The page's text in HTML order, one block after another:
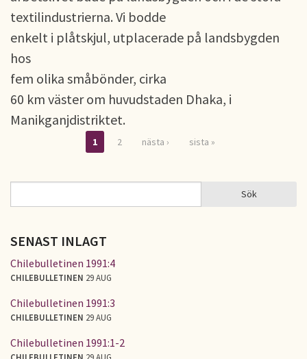
textilindustrierna. Vi bodde
enkelt i plåtskjul, utplacerade på landsbygden
hos
fem olika småbönder, cirka
60 km väster om huvudstaden Dhaka, i
Manikganjdistriktet.
Sidor
1 2 nästa › sista »
SÖKFORMULÄR Sök
SENAST INLAGT
Chilebulletinen 1991:4
CHILEBULLETINEN 29 AUG
Chilebulletinen 1991:3
CHILEBULLETINEN 29 AUG
Chilebulletinen 1991:1-2
CHILEBULLETINEN 29 AUG